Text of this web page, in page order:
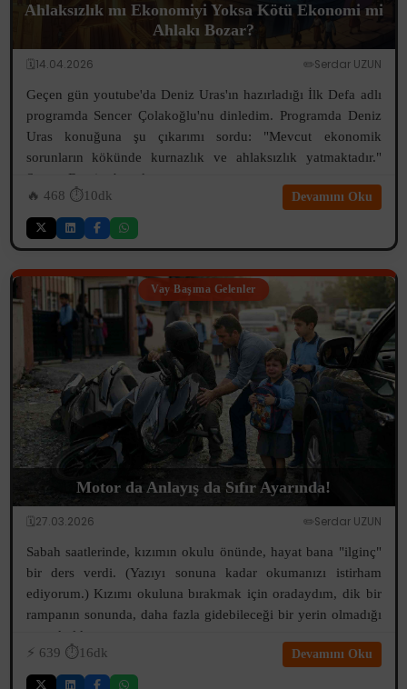
Ahlaksızlık mı Ekonomiyi Yoksa Kötü Ekonomi mi
Ahlakı Bozar?
🗓️14.04.2026 ✏️Serdar UZUN
Geçen gün youtube'da Deniz Uras'ın hazırladığı İlk Defa adlı
programda Sencer Çolakoğlu'nu dinledim. Programda Deniz
Uras konuğuna şu çıkarımı sordu: "Mevcut ekonomik
sorunların kökünde kurnazlık ve ahlaksızlık yatmaktadır."
Sencer Bey ise bu çıkarım...
🔥 468 ⏱️10dk Devamını Oku
Vay Başıma Gelenler
Motor da Anlayış da Sıfır Ayarında!
🗓️27.03.2026 ✏️Serdar UZUN
Sabah saatlerinde, kızımın okulu önünde, hayat bana "ilginç"
bir ders verdi. (Yazıyı sonuna kadar okumanızı istirham
ediyorum.) Kızımı okuluna bırakmak için oradaydım, dik bir
rampanın sonunda, daha fazla gidebileceği bir yerin olmadığı
tam okul kapı...
⚡️ 639 ⏱️16dk Devamını Oku